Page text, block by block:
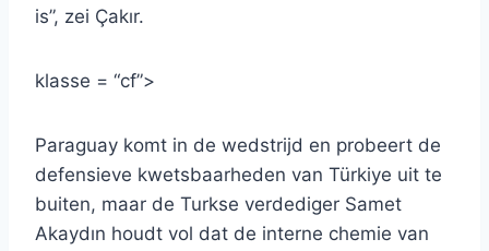
is”, zei Çakır.
klasse = “cf”>
Paraguay komt in de wedstrijd en probeert de
defensieve kwetsbaarheden van Türkiye uit te
buiten, maar de Turkse verdediger Samet
Akaydın houdt vol dat de interne chemie van